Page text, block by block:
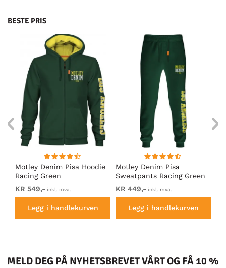
BESTE PRIS
Motley Denim Pisa Hoodie
Racing Green
KR 549,- inkl. mva.
Legg i handlekurven
Motley Denim Pisa
Sweatpants Racing Green
KR 449,- inkl. mva.
Legg i handlekurven
MELD DEG PÅ NYHETSBREVET VÅRT OG FÅ 10 %